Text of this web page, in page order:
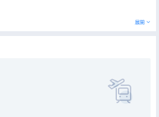
展開